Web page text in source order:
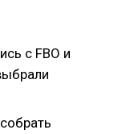
с FBO и